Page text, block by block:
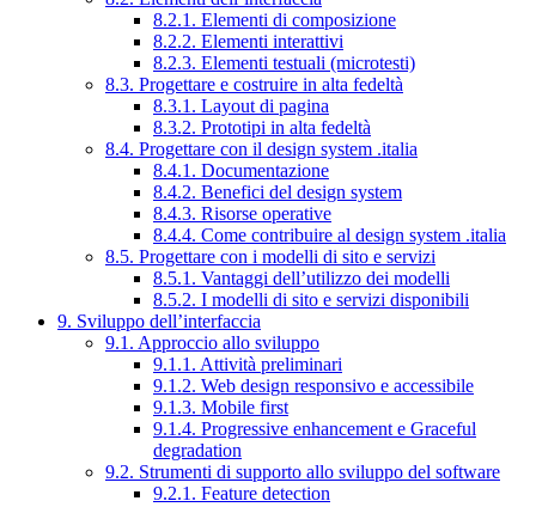
8.2.1. Elementi di composizione
8.2.2. Elementi interattivi
8.2.3. Elementi testuali (microtesti)
8.3. Progettare e costruire in alta fedeltà
8.3.1. Layout di pagina
8.3.2. Prototipi in alta fedeltà
8.4. Progettare con il design system .italia
8.4.1. Documentazione
8.4.2. Benefici del design system
8.4.3. Risorse operative
8.4.4. Come contribuire al design system .italia
8.5. Progettare con i modelli di sito e servizi
8.5.1. Vantaggi dell’utilizzo dei modelli
8.5.2. I modelli di sito e servizi disponibili
9. Sviluppo dell’interfaccia
9.1. Approccio allo sviluppo
9.1.1. Attività preliminari
9.1.2. Web design responsivo e accessibile
9.1.3. Mobile first
9.1.4. Progressive enhancement e Graceful
degradation
9.2. Strumenti di supporto allo sviluppo del software
9.2.1. Feature detection